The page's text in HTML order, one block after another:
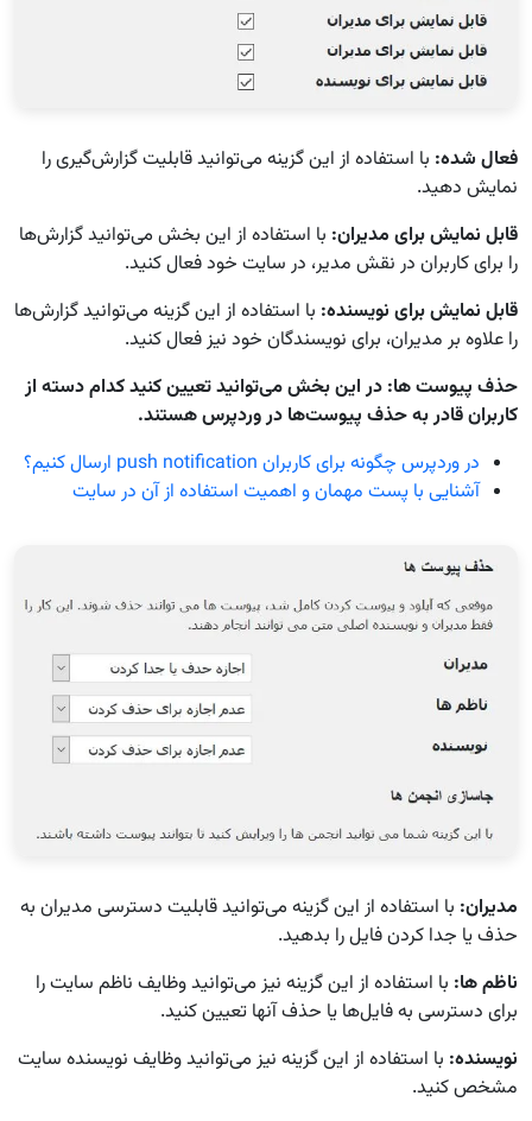
فعال شده: با استفاده از این گزینه می‌توانید قابلیت گزارش‌گیری را
نمایش دهید.
قابل نمایش برای مدیران: با استفاده از این بخش می‌توانید گزارش‌ها
را برای کاربران در نقش مدیر، در سایت خود فعال کنید.
قابل نمایش برای نویسنده: با استفاده از این گزینه می‌توانید گزارش‌ها
را علاوه بر مدیران، برای نویسندگان خود نیز فعال کنید.
حذف پیوست ها: در این بخش می‌توانید تعیین کنید کدام دسته از
کاربران قادر به حذف پیوست‌ها در وردپرس هستند.
در وردپرس چگونه برای کاربران push notification ارسال کنیم؟
آشنایی با پست مهمان و اهمیت استفاده از آن در سایت
مدیران: با استفاده از این گزینه می‌توانید قابلیت دسترسی مدیران به
حذف یا جدا کردن فایل را بدهید.
ناظم ها: با استفاده از این گزینه نیز می‌توانید وظایف ناظم سایت را
برای دسترسی به فایل‌ها یا حذف آنها تعیین کنید.
نویسنده: با استفاده از این گزینه نیز می‌توانید وظایف نویسنده سایت
مشخص کنید.